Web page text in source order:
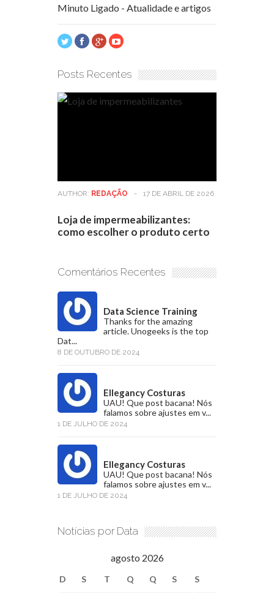
Minuto Ligado - Atualidade e artigos
Posts Recentes
AUTHOR: REDAÇÃO - 17 DE ABRIL DE 2026
Loja de impermeabilizantes:
como escolher o produto certo
Comentários Recentes
Data Science Training
Thanks for the amazing
article. Unogeeks is the top
Dat...
8 DE OUTUBRO DE 2024
Ellegancy Costuras
UAU! Que post bacana! Nós
falamos sobre ajustes em v...
1 DE JULHO DE 2024
Ellegancy Costuras
UAU! Que post bacana! Nós
falamos sobre ajustes em v...
1 DE JULHO DE 2024
Notícias por Data
agosto 2026
D S T Q Q S S